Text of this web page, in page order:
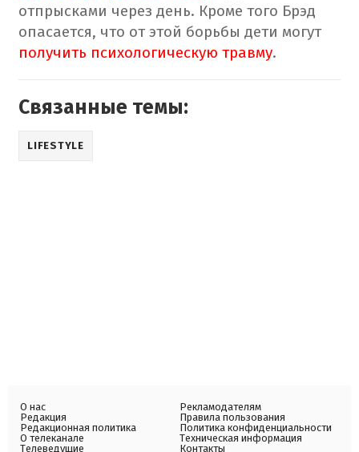
отпрысками через день. Кроме того Брэд
опасается, что от этой борьбы дети могут
получить психологическую травму.
Связанные темы:
LIFESTYLE
О нас
Редакция
Редакционная политика
О телеканале
Телеведущие
Рекламодателям
Правила пользования
Политика конфиденциальности
Техническая информация
Контакты